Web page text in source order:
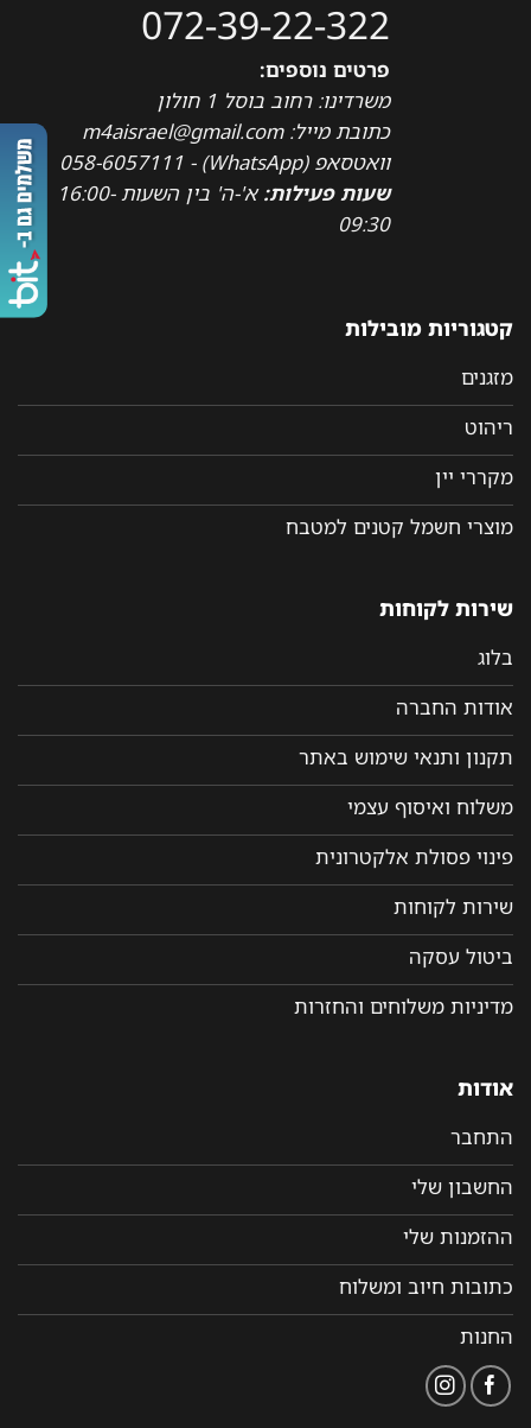
072-39-22-322
פרטים נוספים:
משרדינו: רחוב בוסל 1 חולון
כתובת מייל: m4aisrael@gmail.com
וואטסאפ (WhatsApp) - 058-6057111
שעות פעילות:
א'-ה' בין השעות 16:00-
09:30
קטגוריות מובילות
מזגנים
ריהוט
מקררי יין
מוצרי חשמל קטנים למטבח
שירות לקוחות
בלוג
אודות החברה
תקנון ותנאי שימוש באתר
משלוח ואיסוף עצמי
פינוי פסולת אלקטרונית
שירות לקוחות
ביטול עסקה
מדיניות משלוחים והחזרות
אודות
התחבר
החשבון שלי
ההזמנות שלי
כתובות חיוב ומשלוח
החנות